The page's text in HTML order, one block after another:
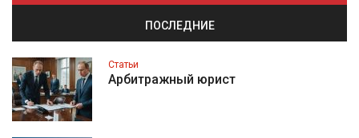
ПОСЛЕДНИЕ
Статьи
Арбитражный юрист